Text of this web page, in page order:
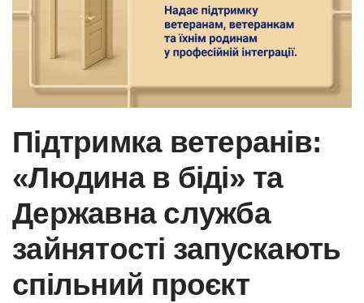
Підтримка ветеранів:
«Людина в біді» та
Державна служба
зайнятості запускають
спільний проєкт